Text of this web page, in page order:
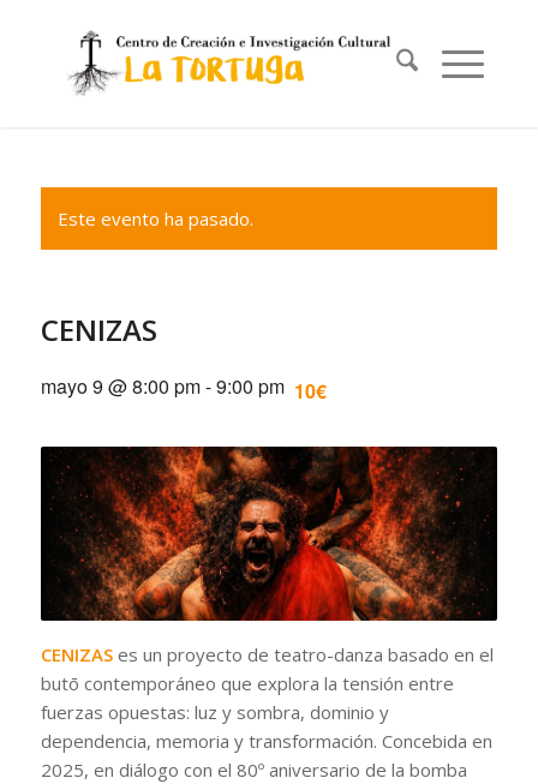
Este evento ha pasado.
CENIZAS
mayo 9 @ 8:00 pm-9:00 pm 10€
CENIZASes un proyecto de teatro-danza basado en el
butō contemporáneo que explora la tensión entre
fuerzas opuestas: luz y sombra, dominio y
dependencia, memoria y transformación. Concebida en
2025, en diálogo con el 80º aniversario de la bomba